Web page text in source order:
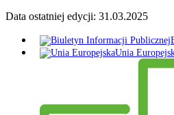
Data ostatniej edycji: 31.03.2025
Unia